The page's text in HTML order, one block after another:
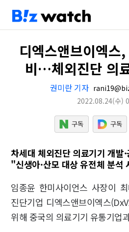
디엑스앤브이엑스
비…체외진단 의
권미란 기자
2022.08.24(수)
차세대 체외진단 의료기기 개발
"신생아·산모 대상 유전체 분석
임종윤 한미사이언스 사장이
진단기업 디엑스앤브이엑스
위해 중국의 의료기기 유통기업